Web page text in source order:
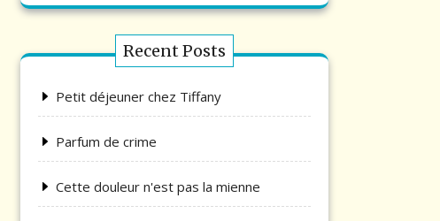
Recent Posts
Petit déjeuner chez Tiffany
Parfum de crime
Cette douleur n'est pas la mienne